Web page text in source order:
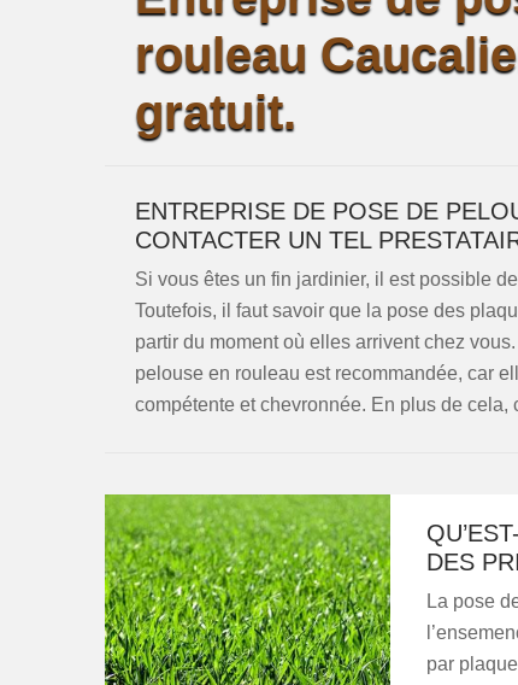
rouleau
gratuit.
ENTREPRISE DE POSE DE
CONTACTER UN TEL
Si vous êtes un fin jardinier, il est possible
Toutefois, il faut savoir que la pose des
partir du moment où elles arrivent chez
pelouse en rouleau est recommandée, car
compétente et chevronnée. En plus de
DES
La pose
par